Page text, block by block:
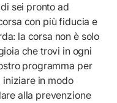
sei pronto ad
con più fiducia e
la corsa non è solo
che trovi in ogni
programma per
in modo
alla prevenzione